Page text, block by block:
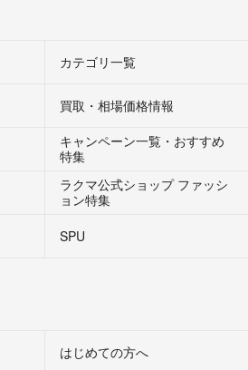
カテゴリ一覧
買取・相場価格情報
キャンペーン一覧・おすすめ
特集
ラクマ公式ショップ ファッシ
ョン特集
SPU
はじめての方へ